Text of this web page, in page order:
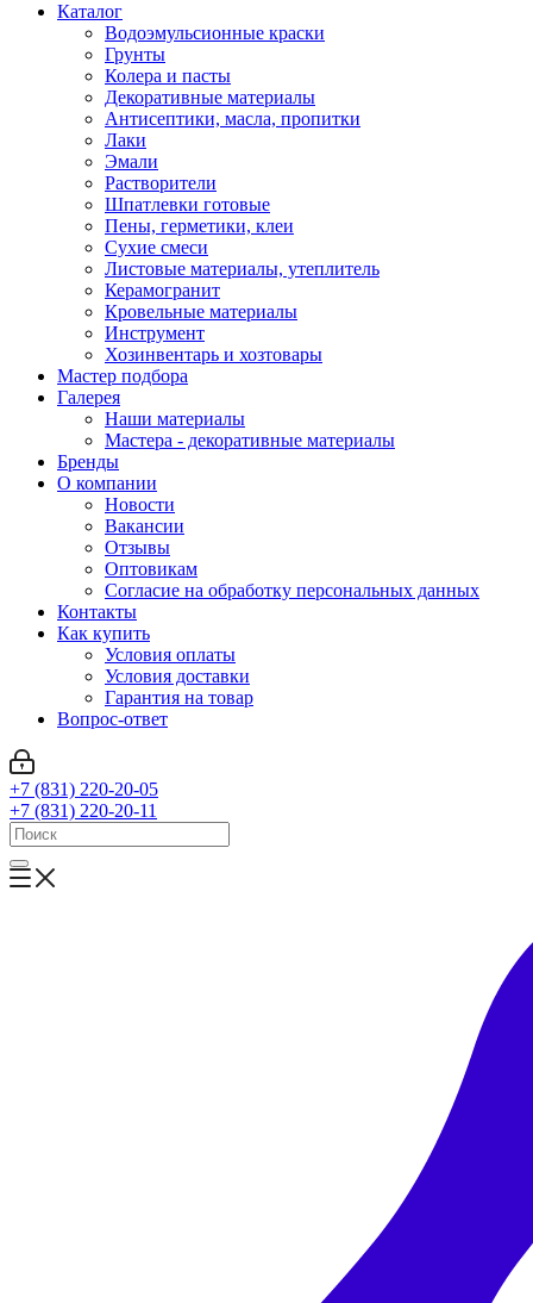
Каталог
Водоэмульсионные краски
Грунты
Колера и пасты
Декоративные материалы
Антисептики, масла, пропитки
Лаки
Эмали
Растворители
Шпатлевки готовые
Пены, герметики, клеи
Сухие смеси
Листовые материалы, утеплитель
Керамогранит
Кровельные материалы
Инструмент
Хозинвентарь и хозтовары
Мастер подбора
Галерея
Наши материалы
Мастера - декоративные материалы
Бренды
О компании
Новости
Вакансии
Отзывы
Оптовикам
Cогласие на обработку персональных данных
Контакты
Как купить
Условия оплаты
Условия доставки
Гарантия на товар
Вопрос-ответ
+7 (831) 220-20-05
+7 (831) 220-20-11